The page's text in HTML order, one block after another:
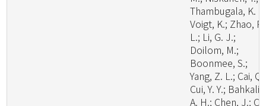
Thambugala, K.
Voigt, K.; Zhao, R.
L.; Li, G. J.;
Doilom, M.;
Boonmee, S.;
Yang, Z. L.; Cai,
Cui, Y. Y.; Bahkali,
A. H.; Chen, J.;